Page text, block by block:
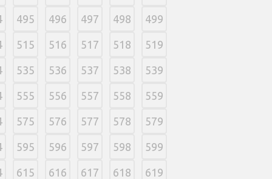
495 496 497 498 499
515 516 517 518 519
535 536 537 538 539
555 556 557 558 559
575 576 577 578 579
595 596 597 598 599
615 616 617 618 619